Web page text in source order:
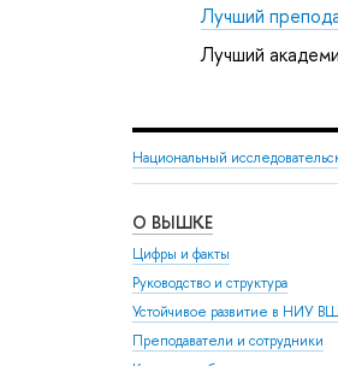
Лучший
Лучший
Национальный
О ВЫШКЕ
Цифры и факты
Руководство и структура
Устойчивое развитие в НИУ
Преподаватели и сотрудники